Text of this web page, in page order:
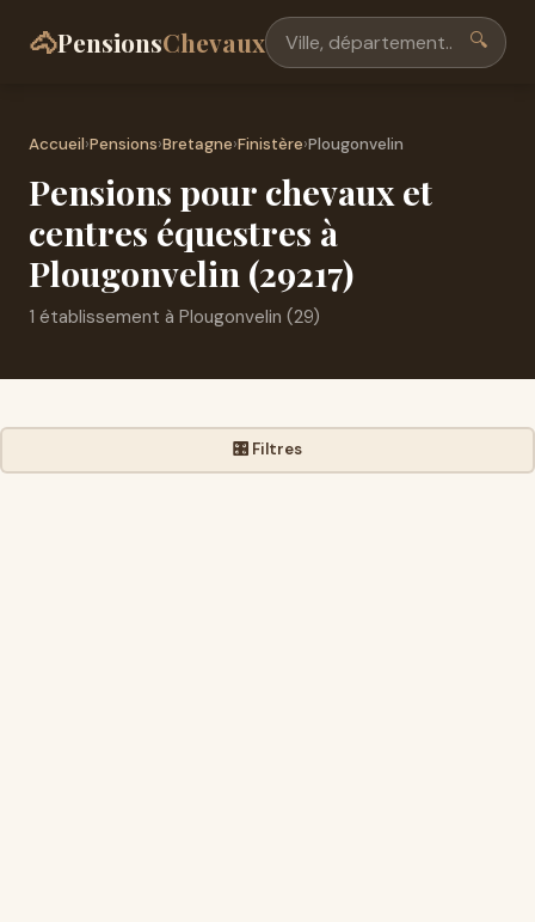
🐴PensionsChevaux 🔍
Accueil›Pensions›Bretagne›Finistère›Plougonvelin
Pensions pour chevaux et
centres équestres à
Plougonvelin (29217)
1 établissement à Plougonvelin (29)
🎛️ Filtres